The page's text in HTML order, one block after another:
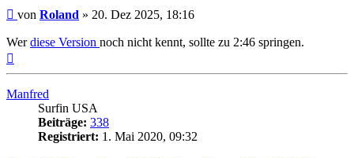
Beitrag
von Roland » 20. Dez 2025, 18:16
Werdiese Version noch nicht kennt, sollte zu 2:46 springen.
Manfred
Surfin USA
Beiträge: 338
Registriert: 1. Mai 2020, 09:32